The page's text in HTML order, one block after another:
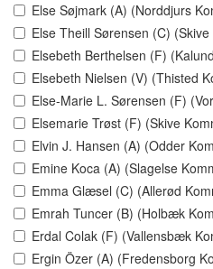
Else Søjmark (A) (Norddjurs
Else Theill Sørensen (C)
Elsebeth Berthelsen (F)
Elsebeth Nielsen (V) (Thisted
Else-Marie L. Sørensen (F)
Elsemarie Trøst (F) (Skive
Elvin J. Hansen (A) (Odder
Emine Koca (A) (Slagelse
Emma Glæsel (C) (Allerød
Emrah Tuncer (B) (Holbæk
Erdal Colak (F) (Vallensbæk
Ergin Özer (A) (Fredensborg